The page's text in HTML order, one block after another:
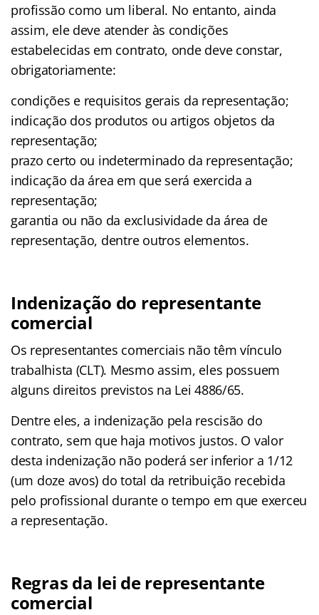
profissão como um liberal. No entanto, ainda
assim, ele deve atender às condições
estabelecidas em contrato, onde deve constar,
obrigatoriamente:
condições e requisitos gerais da representação;
indicação dos produtos ou artigos objetos da
representação;
prazo certo ou indeterminado da representação;
indicação da área em que será exercida a
representação;
garantia ou não da exclusividade da área de
representação, dentre outros elementos.
Indenização do representante
comercial
Os representantes comerciais não têm vínculo
trabalhista (CLT). Mesmo assim, eles possuem
alguns direitos previstos na Lei 4886/65.
Dentre eles, a indenização pela rescisão do
contrato, sem que haja motivos justos. O valor
desta indenização não poderá ser inferior a 1/12
(um doze avos) do total da retribuição recebida
pelo profissional durante o tempo em que exerceu
a representação.
Regras da lei de representante
comercial